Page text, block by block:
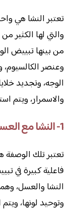
تعتبر النشا هي
والتي لها الكثير
من بينها تبييض
وعنصر
الوجه، وتجديد
والاسمرار، ويتم
1- النشا مع العسل
تعتبر تلك الوصفة
فاعلية كبيرة في
النشا والعسل،
وتوحيد لونها،